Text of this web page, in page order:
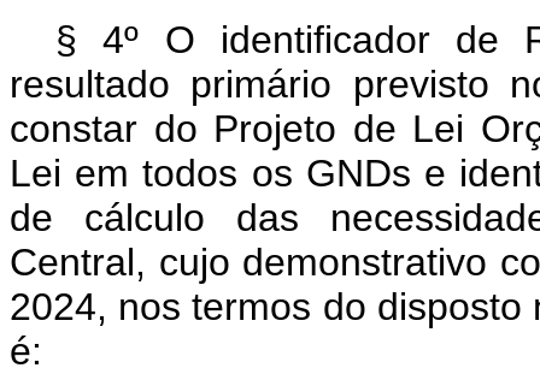
§ 4º O identificador de
resultado primário previsto
constar do Projeto de Lei
Lei em todos os GNDs e
de cálculo das
Central, cujo demonstrativo
2024, nos termos do
é: